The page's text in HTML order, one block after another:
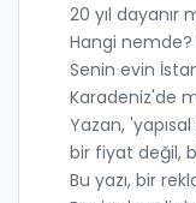
20 yıl dayanır
Hangi nemde?
Senin evin
Karadeniz'de
Yazan,
bir fiyat değil,
Bu yazı, bir